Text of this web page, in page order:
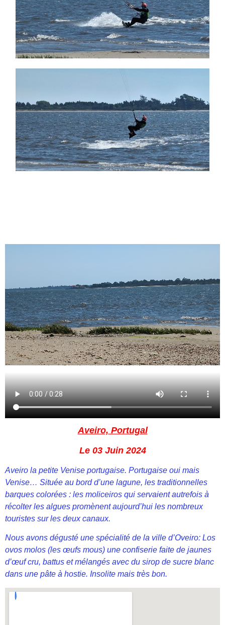
Aveiro, Portugal
Le 03 Juin 2024
Aveiro la petite Venise portugaise. Portugaise oui mais
Venise… Située au bord d’une lagune, les traditionnelles
barques colorées : les moliceiros qui servaient autrefois à
récolter les algues promènent aujourd’hui les nombreux
touristes sur les deux canaux.
Nous avons dégusté une spécialité de la ville d’Oveiro: Los
ovos molos (les œufs mous) une confiserie faite de jaunes
d’œuf cru, battus et mélangés avec du sirop de sucre blanc
dans une pâte à hostie. Insolite mais très bon.